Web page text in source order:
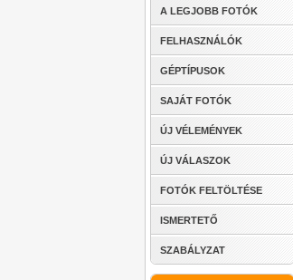
A LEGJOBB FOTÓK
FELHASZNÁLÓK
GÉPTÍPUSOK
SAJÁT FOTÓK
ÚJ VÉLEMÉNYEK
ÚJ VÁLASZOK
FOTÓK FELTÖLTÉSE
ISMERTETŐ
SZABÁLYZAT